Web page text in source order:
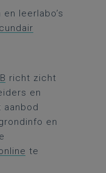
leerlabo’s
richt zicht
en
aanbod
en
te